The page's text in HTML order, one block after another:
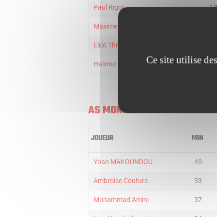
Paul Rigot 18
Maxime Sconard
Eliot Thillier
Halvine Dzellat-Diakeno 5
AS MONACO
JOUEUR MIN
Yoan MAKOUNDOU 40
Ambroise Couture 33
Mohammad Amini 37
Ce site utilise